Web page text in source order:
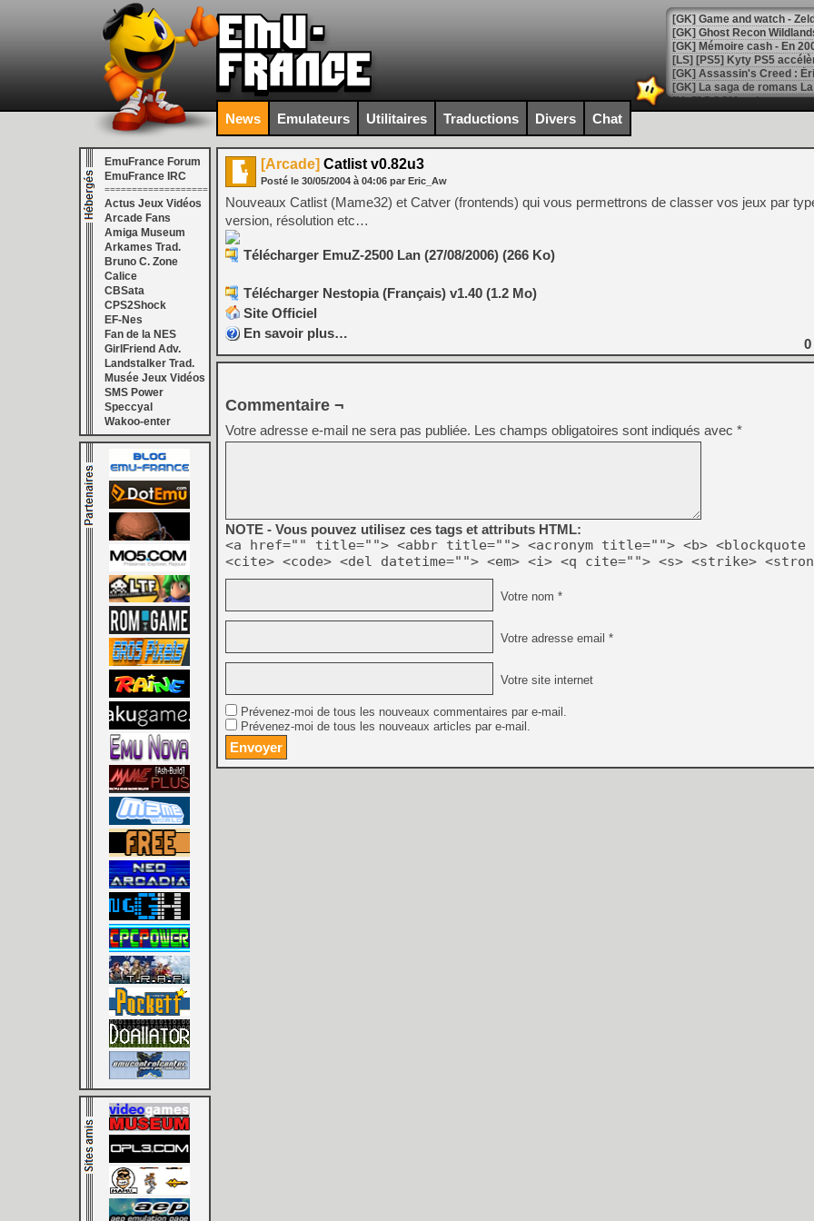
[Mo5] DOOM arrive en
[GK] Bethesda fête les 30
[GK] Roblox : l'action en
[GK] Agenda - GeForce
[GK] Devolver Digital en a
[LS] [PS5] ps5-y2jb-
[GK] Pourquoi Marvel
[GK] Test : Restory : Chill
[GK] GTA 6 : Rockstar
[GK] Hot Wheels Infinite
[GK] Mémoire cash -
[GK] Résultats Nintendo :
[GK] Déjà des
[Mo5] Brickboy cherche à
[GK] Minecraft et ses «
[GK] Beast of
[GK] Ubisoft : fin de partie
[GK] Mémoire cash -
[GK] Dan Houser (GTA)
[GK] Comment EA Sports
[GK] Crimson Moon : un
[GK] Isle of Reveries : le
[GK] Moonlighter 2 : The
[GK] Capcom relance
[Mo5] Deux inédits du
[GK] Le beat'em up The
[GK] Endless Legend 2 :
[LS] [PS5] Premiers
News Emulateurs Utilitaires Traductions Divers Chat
EmuFrance Forum
EmuFrance IRC
===================
Actus Jeux Vidéos
Arcade Fans
Amiga Museum
Arkames Trad.
Bruno C. Zone
Calice
CBSata
CPS2Shock
EF-Nes
Fan de la NES
GirlFriend Adv.
Landstalker Trad.
Musée Jeux Vidéos
SMS Power
Speccyal
Wakoo-enter
[Arcade] Catlist v0.82u3
Posté le 30/05/2004 à 04:06 par Eric_Aw
Nouveaux Catlist (Mame32) et Catver (frontends) qui vous permettrons de classer vos jeux par
version, résolution etc…
Télécharger EmuZ-2500 Lan (27/08/2006) (266 Ko)
Télécharger Nestopia (Français) v1.40 (1.2 Mo)
Site Officiel
En savoir plus…
0
Commentaire ¬
Votre adresse e-mail ne sera pas publiée. Les champs obligatoires sont indiqués avec *
NOTE - Vous pouvez utilisez ces tags et attributs HTML:
<a href="" title=""> <abbr title=""> <acronym title=""> <b> <blockquote
<cite> <code> <del datetime=""> <em> <i> <q cite=""> <s> <strike>
Votre nom *
Votre adresse email *
Votre site internet
Prévenez-moi de tous les nouveaux commentaires par e-mail.
Prévenez-moi de tous les nouveaux articles par e-mail.